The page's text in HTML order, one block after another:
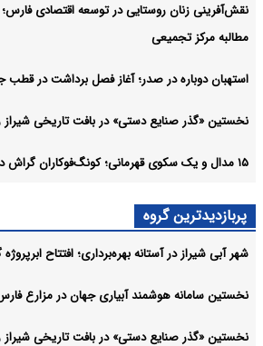
نقش‌آفرینی زنان روستایی در توسعه اقتصادی
مطالبه مرکز تجمیعی
استهبان دوباره در صدر؛ آغاز فصل برداشت در قطب
نخستین «گذر صنایع دستی» در بافت تاریخی شیراز
۱۵ مدال و یک سکوی قهرمانی؛ کونگ‌فوکاران گراش در استان درخشیدند
پربازدیدترین گروه
شهر آبی شیراز در آستانه بهره‌برداری؛ افتتاح
نخستین سامانه هوشمند آبیاری جهان در مزارع
نخستین «گذر صنایع دستی» در بافت تاریخی شیراز